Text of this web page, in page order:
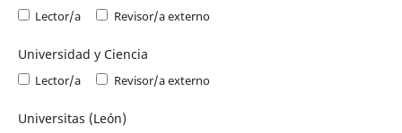
Lector/a Revisor/a externo
Universidad y Ciencia
Lector/a Revisor/a externo
Universitas (León)